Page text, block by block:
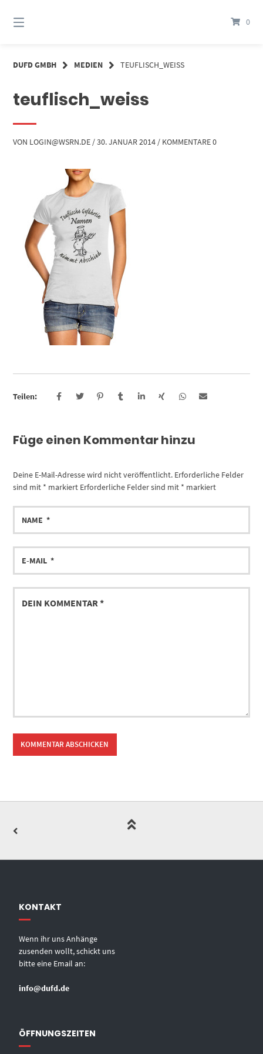
zum
Inhalt
0
DUFD GMBH MEDIEN TEUFLISCH_WEISS
teuflisch_weiss
VON LOGIN@WSRN.DE /30. JANUAR 2014 / KOMMENTARE 0
Teilen:
Füge einen Kommentar hinzu
Deine E-Mail-Adresse wird nicht veröffentlicht. Erforderliche Felder
sind mit * markiert Erforderliche Felder sind mit * markiert
KONTAKT
Wenn ihr uns Anhänge
zusenden wollt, schickt uns
bitte eine Email an:
info@dufd.de
ÖFFNUNGSZEITEN